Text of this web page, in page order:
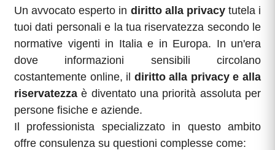
Un avvocato esperto in diritto alla privacytutela i
tuoi dati personali e la tua riservatezza secondo le
normative vigenti in Italia e in Europa. In un'era
dove informazioni sensibili circolano
costantemente online, il diritto alla privacy e alla
riservatezza è diventato una priorità assoluta per
persone fisiche e aziende.
Il professionista specializzato in questo ambito
offre consulenza su questioni complesse come: